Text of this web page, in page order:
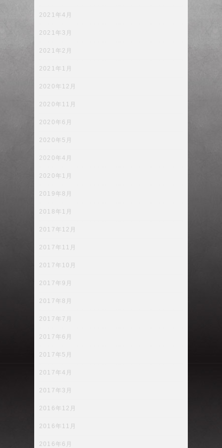
2021年4月
2021年3月
2021年2月
2021年1月
2020年12月
2020年11月
2020年6月
2020年5月
2020年4月
2020年1月
2019年8月
2018年1月
2017年12月
2017年11月
2017年10月
2017年9月
2017年8月
2017年7月
2017年6月
2017年5月
2017年4月
2017年3月
2016年12月
2016年11月
2016年6月